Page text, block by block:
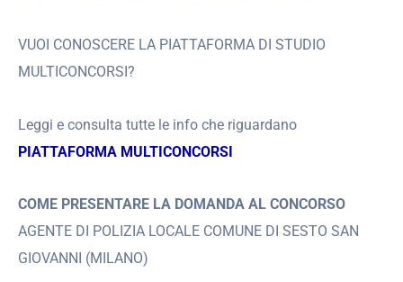
VUOI CONOSCERE LA PIATTAFORMA DI STUDIO
MULTICONCORSI?
Leggi e consulta tutte le info che riguardano
PIATTAFORMA MULTICONCORSI
COME PRESENTARE LA DOMANDA AL CONCORSO
AGENTE DI POLIZIA LOCALE COMUNE DI SESTO SAN
GIOVANNI (MILANO)